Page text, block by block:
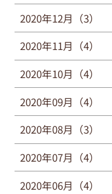
2020年12月（3）
2020年11月（4）
2020年10月（4）
2020年09月（4）
2020年08月（3）
2020年07月（4）
2020年06月（4）